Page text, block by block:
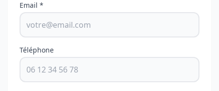
Email *
Téléphone